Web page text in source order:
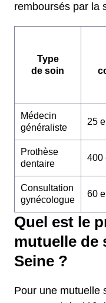
remboursés par la
Type
de soin
Médecin
généraliste
25
Prothèse
dentaire
400
Consultation
gynécologue
60
Quel est le
mutuelle de
Seine ?
Pour une mutuelle